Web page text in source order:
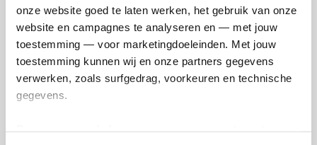
onze website goed te laten werken, het gebruik van onze
website en campagnes te analyseren en — met jouw
toestemming — voor marketingdoeleinden. Met jouw
toestemming kunnen wij en onze partners gegevens
verwerken, zoals surfgedrag, voorkeuren en technische
gegevens.